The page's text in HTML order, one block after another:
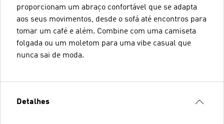
proporcionam um abraço confortável que se adapta
aos seus movimentos, desde o sofá até encontros para
tomar um café e além. Combine com uma camiseta
folgada ou um moletom para uma vibe casual que
nunca sai de moda.
Detalhes